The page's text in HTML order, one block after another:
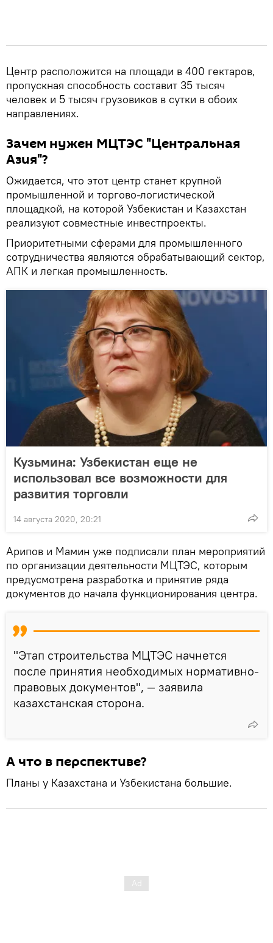
Центр расположится на площади в 400 гектаров,
пропускная способность составит 35 тысяч
человек и 5 тысяч грузовиков в сутки в обоих
направлениях.
Зачем нужен МЦТЭС "Центральная
Азия"?
Ожидается, что этот центр станет крупной
промышленной и торгово-логистической
площадкой, на которой Узбекистан и Казахстан
реализуют совместные инвестпроекты.
Приоритетными сферами для промышленного
сотрудничества являются обрабатывающий сектор,
АПК и легкая промышленность.
Кузьмина: Узбекистан еще не
использовал все возможности для
развития торговли
14 августа 2020, 20:21
Арипов и Мамин уже подписали план мероприятий
по организации деятельности МЦТЭС, которым
предусмотрена разработка и принятие ряда
документов до начала функционирования центра.
"Этап строительства МЦТЭС начнется
после принятия необходимых нормативно-
правовых документов", — заявила
казахстанская сторона.
А что в перспективе?
Планы у Казахстана и Узбекистана большие.